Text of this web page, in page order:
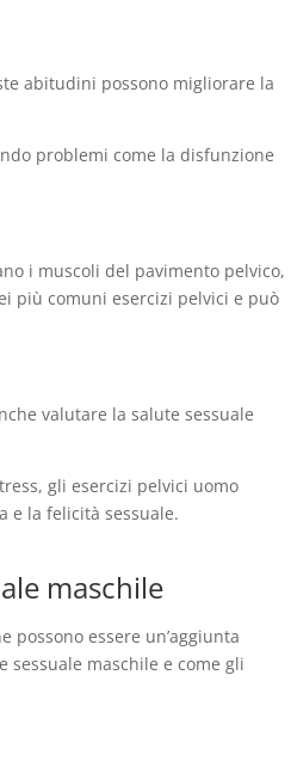
abitudini possono migliorare la
problemi come la disfunzione
i muscoli del pavimento pelvico,
più comuni esercizi pelvici e può
valutare la salute sessuale
gli esercizi pelvici uomo
e la felicità sessuale.
maschile
possono essere un’aggiunta
sessuale maschile e come gli